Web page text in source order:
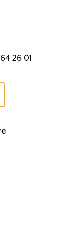
26 01